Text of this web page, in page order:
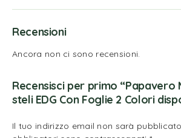
Recensioni
Ancora non ci sono recensioni.
Recensisci per primo “Papavero
steli EDG Con Foglie 2 Colori
Il tuo indirizzo email non sarà